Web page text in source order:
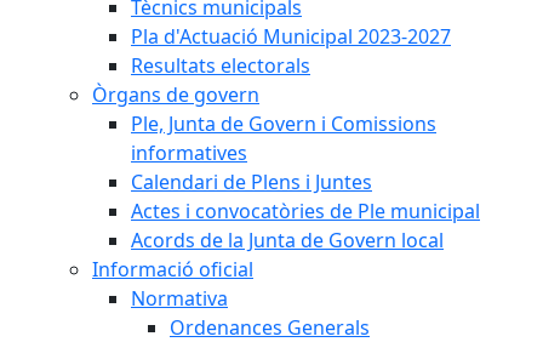
Tècnics municipals
Pla d'Actuació Municipal 2023-2027
Resultats electorals
Òrgans de govern
Ple, Junta de Govern i Comissions
informatives
Calendari de Plens i Juntes
Actes i convocatòries de Ple municipal
Acords de la Junta de Govern local
Informació oficial
Normativa
Ordenances Generals